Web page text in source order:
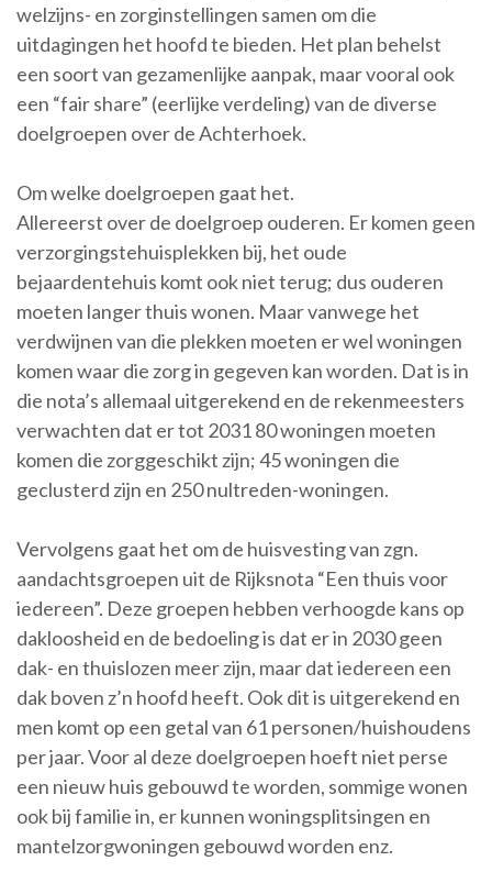
welzijns- en zorginstellingen samen om die
uitdagingen het hoofd te bieden. Het plan behelst
een soort van gezamenlijke aanpak, maar vooral ook
een “fair share” (eerlijke verdeling) van de diverse
doelgroepen over de Achterhoek.
Om welke doelgroepen gaat het.
Allereerst over de doelgroep ouderen. Er komen geen
verzorgingstehuisplekken bij, het oude
bejaardentehuis komt ook niet terug; dus ouderen
moeten langer thuis wonen. Maar vanwege het
verdwijnen van die plekken moeten er wel woningen
komen waar die zorg in gegeven kan worden. Dat is in
die nota’s allemaal uitgerekend en de rekenmeesters
verwachten dat er tot 2031 80 woningen moeten
komen die zorggeschikt zijn; 45 woningen die
geclusterd zijn en 250 nultreden-woningen.
Vervolgens gaat het om de huisvesting van zgn.
aandachtsgroepen uit de Rijksnota “Een thuis voor
iedereen”. Deze groepen hebben verhoogde kans op
dakloosheid en de bedoeling is dat er in 2030 geen
dak- en thuislozen meer zijn, maar dat iedereen een
dak boven z’n hoofd heeft. Ook dit is uitgerekend en
men komt op een getal van 61 personen/huishoudens
per jaar. Voor al deze doelgroepen hoeft niet perse
een nieuw huis gebouwd te worden, sommige wonen
ook bij familie in, er kunnen woningsplitsingen en
mantelzorgwoningen gebouwd worden enz.